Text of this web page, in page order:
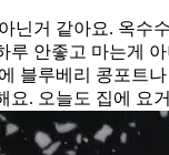
닌거 같아요. 옥수
루 안좋고 마는게
블루베리 콩포트
요. 오늘도 집에 요